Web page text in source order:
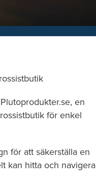
en
för enkel
för att säkerställa en
kan hitta och navigera